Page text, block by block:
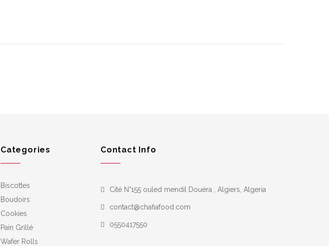
Categories
Biscottes
Boudoirs
Cookies
Pain Grillé
Wafer Rolls
Contact Info
Cité N°155 ouled mendil Douéra , Algiers, Algeria
contact@chafiafood.com
0550417550